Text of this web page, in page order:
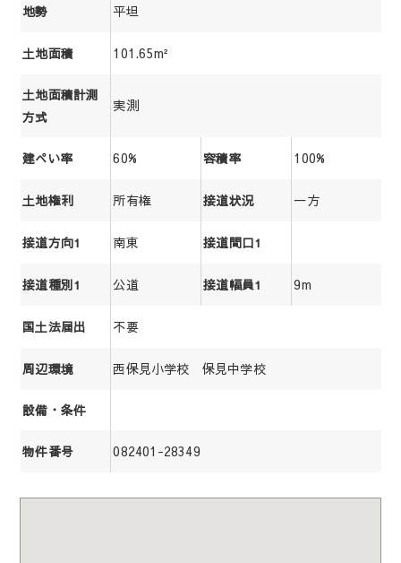
地勢 平坦
土地面積 101.65m²
土地面積計測
方式
実測
建ぺい率 60% 容積率 100%
土地権利 所有権 接道状況 一方
接道方向1 南東 接道間口1
接道種別1 公道 接道幅員1 9m
国土法届出 不要
周辺環境 西保見小学校 保見中学校
設備・条件
物件番号 082401-28349